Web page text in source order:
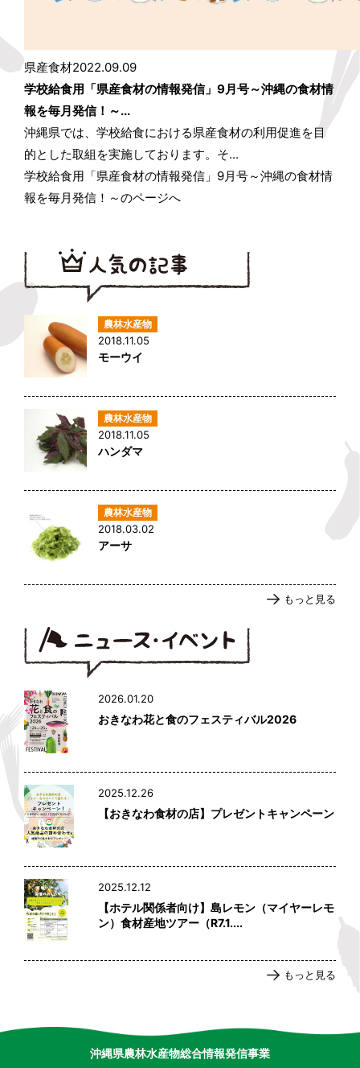
県産食材2022.09.09
学校給食用「県産食材の情報発信」9月号～沖縄の食材情
報を毎月発信！～...
沖縄県では、学校給食における県産食材の利用促進を目
的とした取組を実施しております。そ...
学校給食用「県産食材の情報発信」9月号～沖縄の食材情
報を毎月発信！～のページへ
2018.11.05
モーウイ
2018.11.05
ハンダマ
2018.03.02
アーサ
もっと見る
2026.01.20
おきなわ花と食のフェスティバル2026
2025.12.26
【おきなわ食材の店】プレゼントキャンペーン
2025.12.12
【ホテル関係者向け】島レモン（マイヤーレモ
ン）食材産地ツアー（R7.1....
もっと見る
沖縄県農林水産物総合情報発信事業